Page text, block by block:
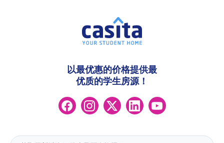
以最优惠的价格提供最
优质的学生房源！